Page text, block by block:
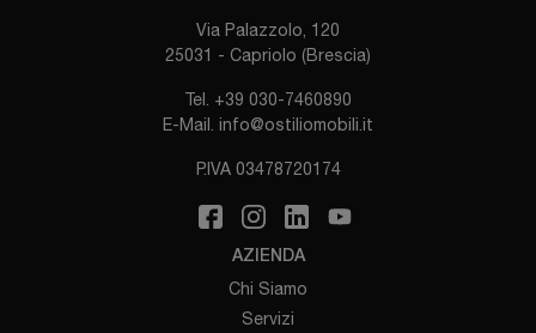
Via Palazzolo, 120
25031 - Capriolo (Brescia)
Tel. +39 030-7460890
E-Mail. info@ostiliomobili.it
P.IVA 03478720174
AZIENDA
Chi Siamo
Servizi